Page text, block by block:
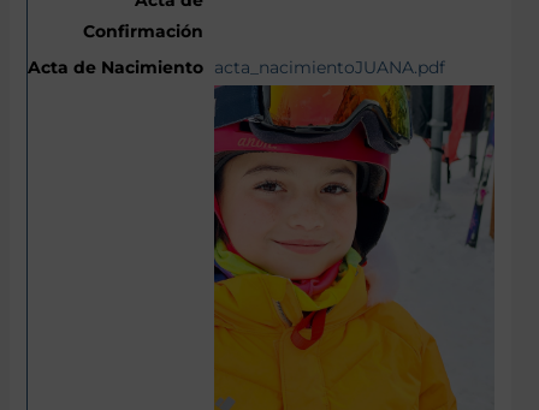
acta_nacimientoJUANA.pdf